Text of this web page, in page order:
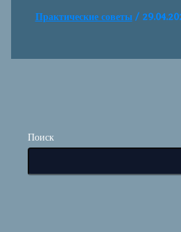
Поиск
Практические советы/